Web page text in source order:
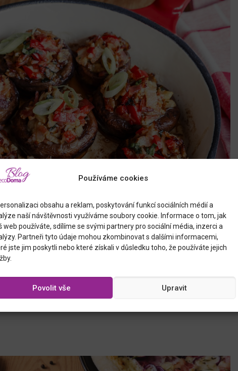
Používáme cookies
obsahu a reklam, poskytování funkcí sociálních médií a
naší návštěvnosti využíváme soubory cookie. Informace o tom, jak
web používáte, sdílíme se svými partnery pro sociální média, inzerci a
Partneři tyto údaje mohou zkombinovat s dalšími informacemi,
jste jim poskytli nebo které získali v důsledku toho, že používáte jejich
Povolit vše Upravit
patří k prázdninám úplně nejvíc. Než houby začnou pořádně růst,
na krémových žampionech
nebo na velkých odrůdách
které si přinesete z obchodu. Hlavičky hub naplňte libovou slaninou,
červenou kapií, cheddarem a bylinkami, a to vše zapečte za
másla v troubě. Na přípravu pokrmu si pořiďte pánev,
do trouby dát i s rukojetí.